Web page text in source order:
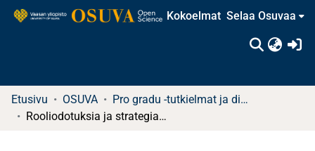
Kokoelmat Selaa Osuvaa
Etusivu OSUVA
Pro gradu -tutkielmat ja diplomityöt
Rooliodotuksia ja strategiadialogia. Osallistavan strategiaviestinnän kriittiset lähtökohdat